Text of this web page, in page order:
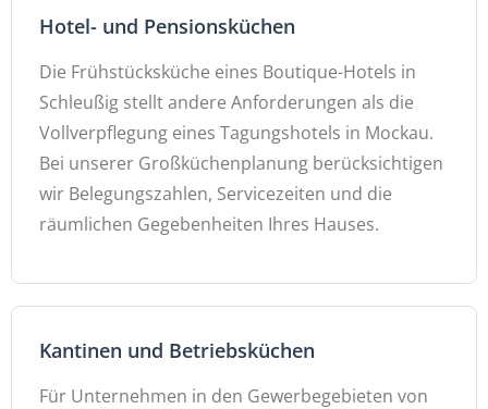
Hotel- und Pensionsküchen
Die Frühstücksküche eines Boutique-Hotels in
Schleußig stellt andere Anforderungen als die
Vollverpflegung eines Tagungshotels in Mockau.
Bei unserer Großküchenplanung berücksichtigen
wir Belegungszahlen, Servicezeiten und die
räumlichen Gegebenheiten Ihres Hauses.
Kantinen und Betriebsküchen
Für Unternehmen in den Gewerbegebieten von